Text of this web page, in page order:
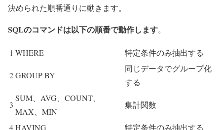
決められた順番通りに動きます。
SQLのコマンドは以下の順番で動作します。
1 WHERE 特定条件のみ抽出する
2GROUP BY
同じデータでグループ化
する
3
SUM、AVG、COUNT、
MAX、MIN
集計関数
4HAVING
特定条件のみ抽出する